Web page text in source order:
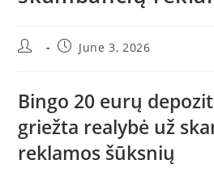
Post
PostJune 3, 2026
Bingo 20 eurų
griežta realybė už
reklamos šūksnių